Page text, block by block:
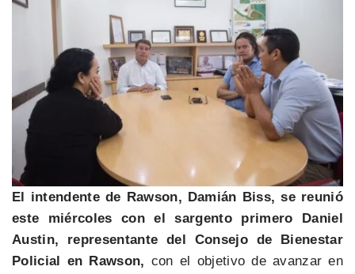
El intendente de Rawson, Damián Biss, se reunió
este miércoles con el sargento primero Daniel
Austin, representante del Consejo de Bienestar
Policial en Rawson, con el objetivo de avanzar en